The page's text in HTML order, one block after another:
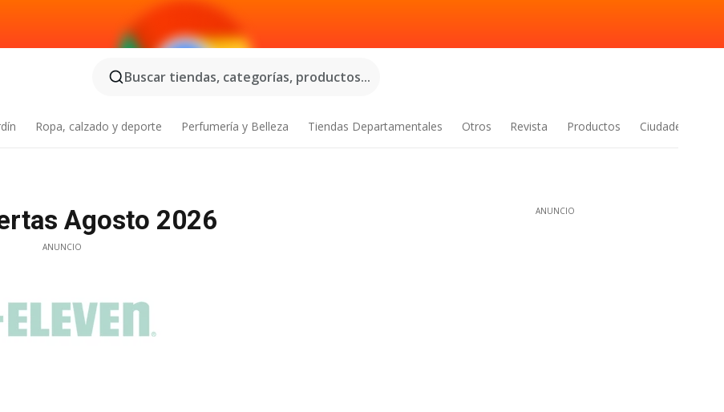
Buscar tiendas, categorías, productos...
Ropa, calzado y deporte Perfumería y Belleza Tiendas Departamentales Otros Revista Productos Ciudades
Agosto 2026
ANUNCIO
ANUNCIO